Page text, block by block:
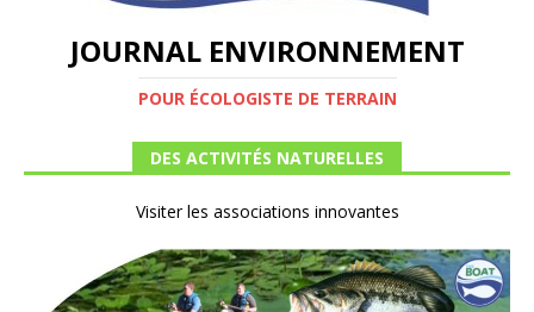
JOURNAL ENVIRONNEMENT
POUR ÉCOLOGISTE DE TERRAIN
DES ACTIVITÉS NATURELLES
Visiter les associations innovantes